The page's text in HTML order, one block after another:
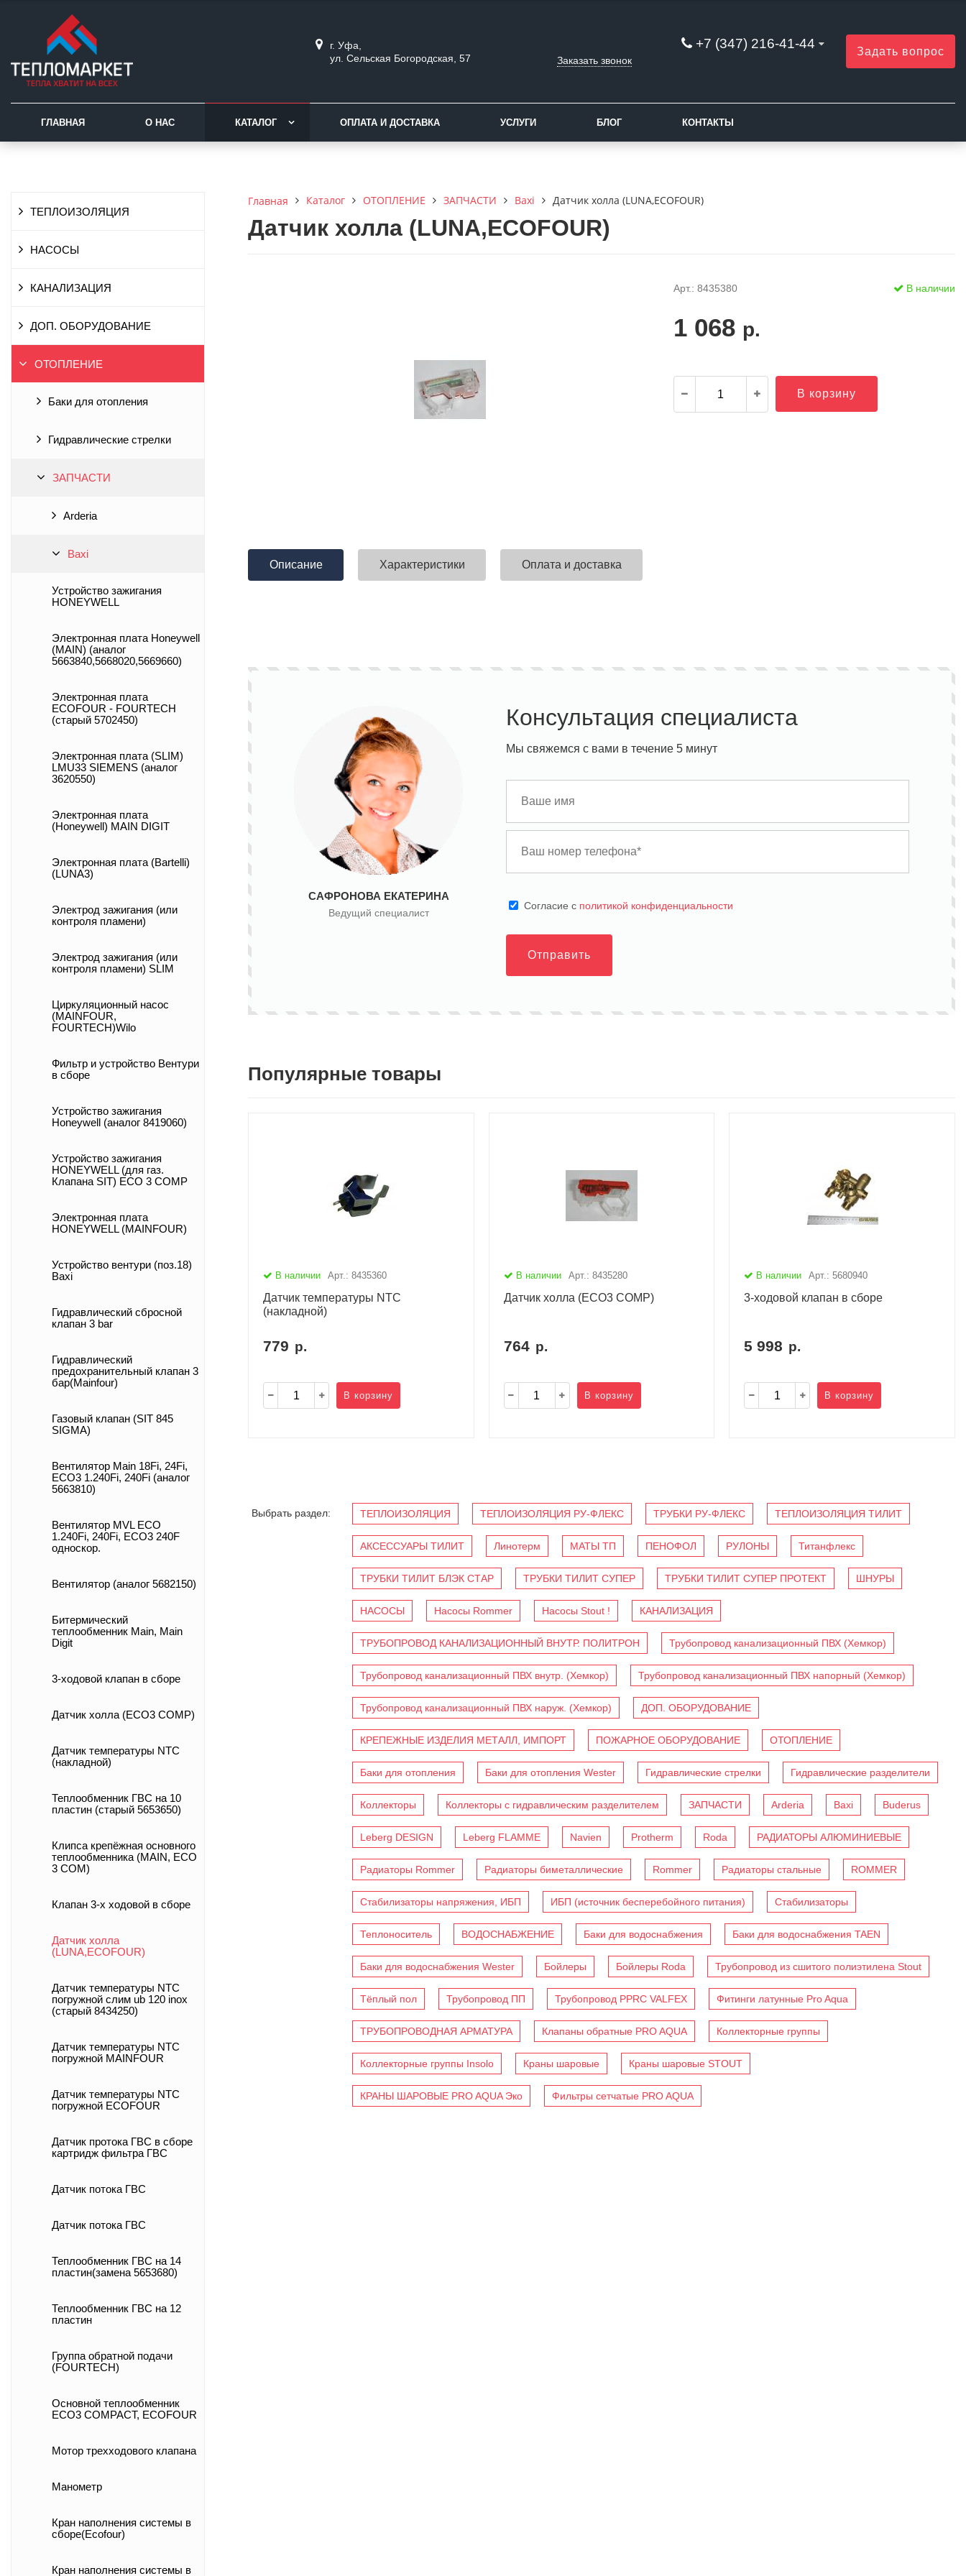
г. Уфа,
ул. Сельская Богородская, 57
+7 (347) 216-41-44
Заказать звонок
Задать вопрос
ГЛАВНАЯ О НАС КАТАЛОГ ОПЛАТА И ДОСТАВКА УСЛУГИ БЛОГ КОНТАКТЫ
ТЕПЛОИЗОЛЯЦИЯ
НАСОСЫ
КАНАЛИЗАЦИЯ
ДОП. ОБОРУДОВАНИЕ
ОТОПЛЕНИЕ
Баки для отопления
Гидравлические стрелки
ЗАПЧАСТИ
Arderia
Baxi
Устройство зажигания
HONEYWELL
Электронная плата Honeywell
(MAIN) (аналог
5663840,5668020,5669660)
Электронная плата
ECOFOUR - FOURTECH
(старый 5702450)
Электронная плата (SLIM)
LMU33 SIEMENS (аналог
3620550)
Электронная плата
(Honeywell) MAIN DIGIT
Электронная плата (Bartelli)
(LUNA3)
Электрод зажигания (или
контроля пламени)
Электрод зажигания (или
контроля пламени) SLIM
Циркуляционный насос
(MAINFOUR,
FOURTECH)Wilo
Фильтр и устройство Вентури
в сборе
Устройство зажигания
Honeywell (аналог 8419060)
Устройство зажигания
HONEYWELL (для газ.
Клапана SIT) ECO 3 COMP
Электронная плата
HONEYWELL (MAINFOUR)
Устройство вентури (поз.18)
Baxi
Гидравлический сбросной
клапан 3 bar
Гидравлический
предохранительный клапан 3
бар(Mainfour)
Газовый клапан (SIT 845
SIGMA)
Вентилятор Main 18Fi, 24Fi,
ECO3 1.240Fi, 240Fi (аналог
5663810)
Вентилятор MVL ECO
1.240Fi, 240Fi, ECO3 240F
односкор.
Вентилятор (аналог 5682150)
Битермический
теплообменник Main, Main
Digit
3-ходовой клапан в сборе
Датчик холла (ECO3 COMP)
Датчик температуры NTC
(накладной)
Теплообменник ГВС на 10
пластин (старый 5653650)
Клипса крепёжная основного
теплообменника (MAIN, ECO
3 COM)
Клапан 3-х ходовой в сборе
Датчик холла
(LUNA,ECOFOUR)
Датчик температуры NTC
погружной слим ub 120 inox
(старый 8434250)
Датчик температуры NTC
погружной MAINFOUR
Датчик температуры NTC
погружной ECOFOUR
Датчик протока ГВС в сборе
картридж фильтра ГВС
Датчик потока ГВС
Датчик потока ГВС
Теплообменник ГВС на 14
пластин(замена 5653680)
Теплообменник ГВС на 12
пластин
Группа обратной подачи
(FOURTECH)
Основной теплообменник
ECO3 COMPACT, ECOFOUR
Мотор трехходового клапана
Манометр
Кран наполнения системы в
сборе(Ecofour)
Кран наполнения системы в
Главная Каталог ОТОПЛЕНИЕ ЗАПЧАСТИ Baxi Датчик холла (LUNA,ECOFOUR)
Датчик холла (LUNA,ECOFOUR)
Арт.: 8435380 В наличии
1 068 р.
В корзину
Описание Характеристики Оплата и доставка
САФРОНОВА ЕКАТЕРИНА
Ведущий специалист
Консультация специалиста
Мы свяжемся с вами в течение 5 минут
Cогласие с политикой конфиденциальности
Отправить
Популярные товары
В наличии Арт.: 8435360
Датчик температуры NTC
(накладной)
779 р.
В корзину
В наличии Арт.: 8435280
Датчик холла (ECO3 COMP)
764 р.
В корзину
В наличии Арт.: 5680940
3-ходовой клапан в сборе
5 998 р.
В корзину
Выбрать раздел: ТЕПЛОИЗОЛЯЦИЯ ТЕПЛОИЗОЛЯЦИЯ РУ-ФЛЕКС ТРУБКИ РУ-ФЛЕКС ТЕПЛОИЗОЛЯЦИЯ ТИЛИТ
АКСЕССУАРЫ ТИЛИТ Линотерм МАТЫ ТП ПЕНОФОЛ РУЛОНЫ Титанфлекс
ТРУБКИ ТИЛИТ БЛЭК СТАР ТРУБКИ ТИЛИТ СУПЕР ТРУБКИ ТИЛИТ СУПЕР ПРОТЕКТ ШНУРЫ
НАСОСЫ Насосы Rommer Насосы Stout ! КАНАЛИЗАЦИЯ
ТРУБОПРОВОД КАНАЛИЗАЦИОННЫЙ ВНУТР. ПОЛИТРОН Трубопровод канализационный ПВХ (Хемкор)
Трубопровод канализационный ПВХ внутр. (Хемкор) Трубопровод канализационный ПВХ напорный (Хемкор)
Трубопровод канализационный ПВХ наруж. (Хемкор) ДОП. ОБОРУДОВАНИЕ
КРЕПЕЖНЫЕ ИЗДЕЛИЯ МЕТАЛЛ, ИМПОРТ ПОЖАРНОЕ ОБОРУДОВАНИЕ ОТОПЛЕНИЕ
Баки для отопления Баки для отопления Wester Гидравлические стрелки Гидравлические разделители
Коллекторы Коллекторы с гидравлическим разделителем ЗАПЧАСТИ Arderia Baxi Buderus
Leberg DESIGN Leberg FLAMME Navien Protherm Roda РАДИАТОРЫ АЛЮМИНИЕВЫЕ
Радиаторы Rommer Радиаторы биметаллические Rommer Радиаторы стальные ROMMER
Стабилизаторы напряжения, ИБП ИБП (источник бесперебойного питания) Стабилизаторы
Теплоноситель ВОДОСНАБЖЕНИЕ Баки для водоснабжения Баки для водоснабжения TAEN
Баки для водоснабжения Wester Бойлеры Бойлеры Roda Трубопровод из сшитого полиэтилена Stout
Тёплый пол Трубопровод ПП Трубопровод PPRC VALFEX Фитинги латунные Pro Aqua
ТРУБОПРОВОДНАЯ АРМАТУРА Клапаны обратные PRO AQUA Коллекторные группы
Коллекторные группы Insolo Краны шаровые Краны шаровые STOUT
КРАНЫ ШАРОВЫЕ PRO AQUA Эко Фильтры сетчатые PRO AQUA